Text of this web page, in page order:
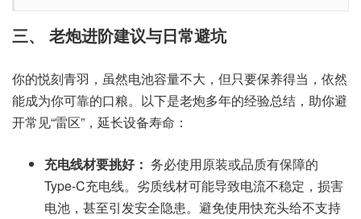
三、 老炮进阶建议与日常避坑
你的悦刻青羽，虽然电池容量不大，但只要保养得当，依然
能成为你可靠的口粮。以下是老炮多年的经验总结，助你避
开常见“雷区”，延长设备寿命：
充电线材要挑好： 务必使用原装或品质有保障的
Type-C充电线。劣质线材可能导致电流不稳定，损害
电池，甚至引发安全隐患。避免使用快充头给不支持